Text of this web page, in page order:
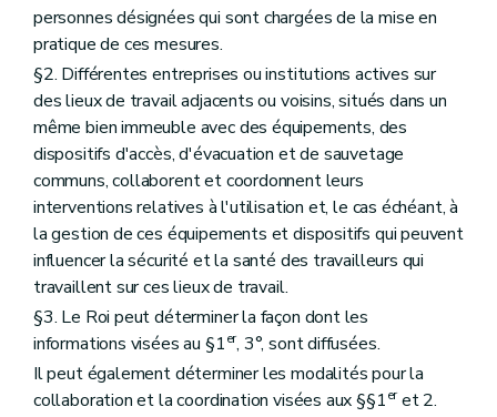
personnes désignées qui sont chargées de la mise en
pratique de ces mesures.
§2. Différentes entreprises ou institutions actives sur
des lieux de travail adjacents ou voisins, situés dans un
même bien immeuble avec des équipements, des
dispositifs d'accès, d'évacuation et de sauvetage
communs, collaborent et coordonnent leurs
interventions relatives à l'utilisation et, le cas échéant, à
la gestion de ces équipements et dispositifs qui peuvent
influencer la sécurité et la santé des travailleurs qui
travaillent sur ces lieux de travail.
§3. Le Roi peut déterminer la façon dont les
informations visées au §1er, 3°, sont diffusées.
Il peut également déterminer les modalités pour la
collaboration et la coordination visées aux §§1eret 2.